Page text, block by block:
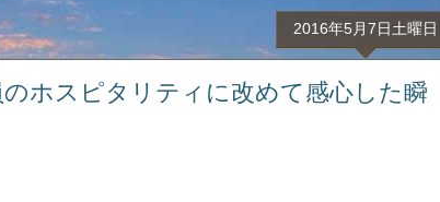
2016年5月7日土曜日
ホスピタリティに改めて感心した瞬